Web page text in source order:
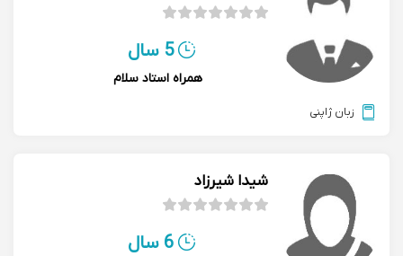
5 سال
همراه استاد سلام
زبان ژاپنی
شیدا شیرزاد
6 سال